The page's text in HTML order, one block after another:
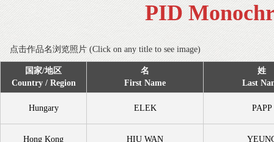
PID
点击作品名浏览照片 (Click on any title to see image)
国家/地区
Country / Region
名
First Name
姓
Last
Hungary ELEK PAPP
Hong Kong HIU WAN